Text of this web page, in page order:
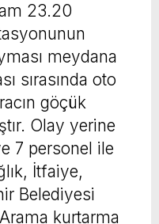
23.20
meydana
sırasında oto
göçük
Olay yerine
7 personel ile
İtfaiye,
Belediyesi
kurtarma